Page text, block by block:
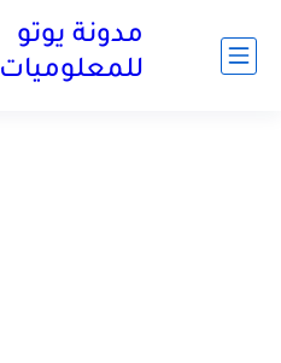
مدونة يوتو
للمعلوميات